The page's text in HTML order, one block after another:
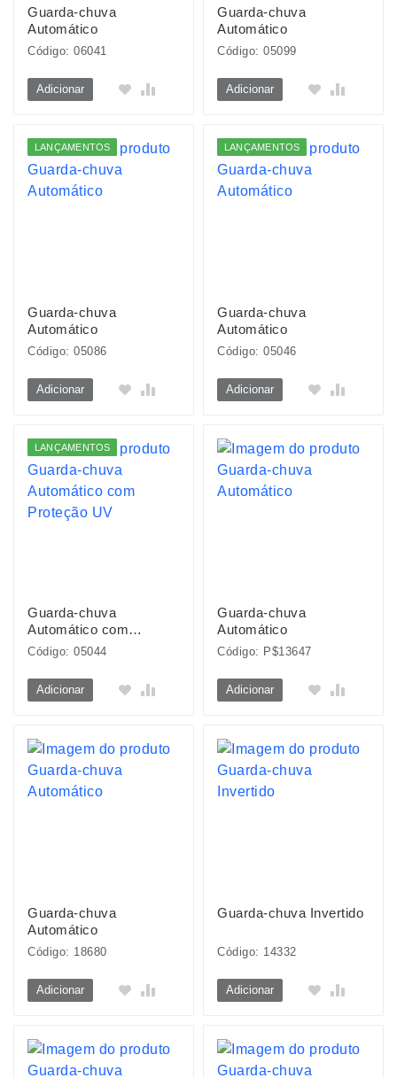
Guarda-chuva
Automático
Código: 06041
Adicionar
Guarda-chuva
Automático
Código: 05099
Adicionar
LANÇAMENTOS
Guarda-chuva
Automático
Código: 05086
Adicionar
LANÇAMENTOS
Guarda-chuva
Automático
Código: 05046
Adicionar
LANÇAMENTOS
Guarda-chuva
Automático com
Proteção UV
Código: 05044
Adicionar
Guarda-chuva
Automático
Código: P$13647
Adicionar
Guarda-chuva
Automático
Código: 18680
Adicionar
Guarda-chuva Invertido
Código: 14332
Adicionar